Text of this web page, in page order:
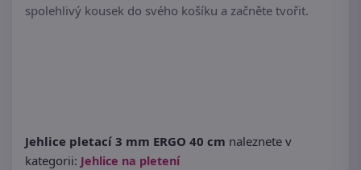
spolehlivý kousek do svého košíku a začněte tvořit.
Jehlice pletací 3 mm ERGO 40 cm naleznete v
kategorii: Jehlice na pletení